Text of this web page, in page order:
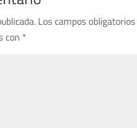
Los campos obligatorios
con *